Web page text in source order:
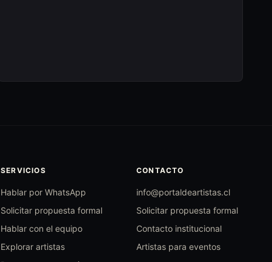
SERVICIOS
Hablar por WhatsApp
Solicitar propuesta formal
Hablar con el equipo
Explorar artistas
CONTACTO
info@portaldeartistas.cl
Solicitar propuesta formal
Contacto institucional
Artistas para eventos